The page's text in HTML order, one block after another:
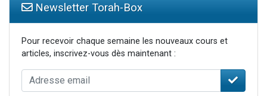
Newsletter Torah-Box
Pour recevoir chaque semaine les nouveaux cours et
articles, inscrivez-vous dès maintenant :